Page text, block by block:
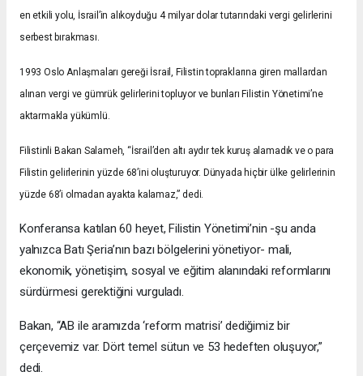
en etkili yolu, İsrail’in alıkoyduğu 4 milyar dolar tutarındaki vergi gelirlerini
serbest bırakması.
1993 Oslo Anlaşmaları gereği İsrail, Filistin topraklarına giren mallardan
alınan vergi ve gümrük gelirlerini topluyor ve bunları Filistin Yönetimi’ne
aktarmakla yükümlü.
Filistinli Bakan Salameh, “İsrail’den altı aydır tek kuruş alamadık ve o para
Filistin gelirlerinin yüzde 68’ini oluşturuyor. Dünyada hiçbir ülke gelirlerinin
yüzde 68’i olmadan ayakta kalamaz,” dedi.
Konferansa katılan 60 heyet, Filistin Yönetimi’nin -şu anda
yalnızca Batı Şeria’nın bazı bölgelerini yönetiyor- mali,
ekonomik, yönetişim, sosyal ve eğitim alanındaki reformlarını
sürdürmesi gerektiğini vurguladı.
Bakan, “AB ile aramızda ‘reform matrisi’ dediğimiz bir
çerçevemiz var. Dört temel sütun ve 53 hedeften oluşuyor,”
dedi.